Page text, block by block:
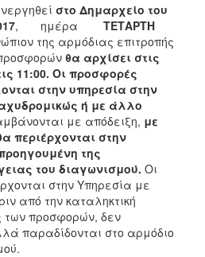
στο Δημαρχείο του
, ημέρα ΤΕΤΑΡΤΗ
της αρμόδιας επιτροπής
θα αρχίσει στις
11:00. Οι προσφορές
στην υπηρεσία στην
ή με άλλο
με απόδειξη, με
περιέρχονται στην
της
του διαγωνισμού. Οι
στην Υπηρεσία με
από την καταληκτική
των προσφορών, δεν
παραδίδονται στο αρμόδιο